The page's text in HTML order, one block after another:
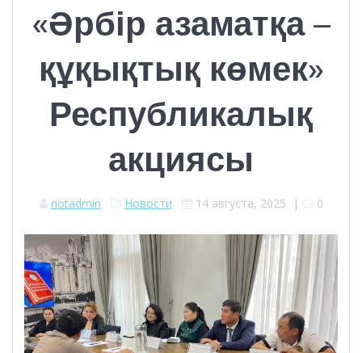
«Әрбір азаматқа –
құқықтық көмек»
Республикалық
акциясы
notadmin Новости 14 августа, 2025 | 0